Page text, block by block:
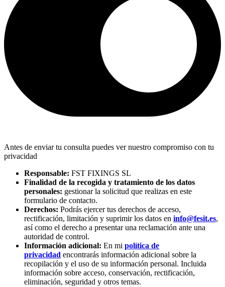
Antes de enviar tu consulta puedes ver nuestro compromiso con tu
privacidad
Responsable: FST FIXINGS SL
Finalidad de la recogida y tratamiento de los datos
personales: gestionar la solicitud que realizas en este
formulario de contacto.
Derechos: Podrás ejercer tus derechos de acceso,
rectificación, limitación y suprimir los datos en info@fesit.es,
así como el derecho a presentar una reclamación ante una
autoridad de control.
Información adicional: En mi política de
privacidad encontrarás información adicional sobre la
recopilación y el uso de su información personal. Incluida
información sobre acceso, conservación, rectificación,
eliminación, seguridad y otros temas.